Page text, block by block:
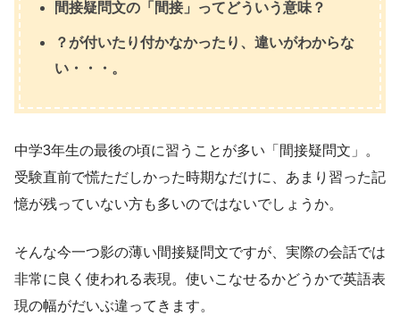
間接疑問文の「間接」ってどういう意味？
？が付いたり付かなかったり、違いがわからな
い・・・。
中学3年生の最後の頃に習うことが多い「間接疑問文」。
受験直前で慌ただしかった時期なだけに、あまり習った記
憶が残っていない方も多いのではないでしょうか。
そんな今一つ影の薄い間接疑問文ですが、実際の会話では
非常に良く使われる表現。使いこなせるかどうかで英語表
現の幅がだいぶ違ってきます。